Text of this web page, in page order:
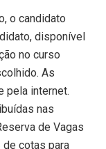
o candidato
disponível
no curso
As
pela internet.
nas
de Vagas
cotas para